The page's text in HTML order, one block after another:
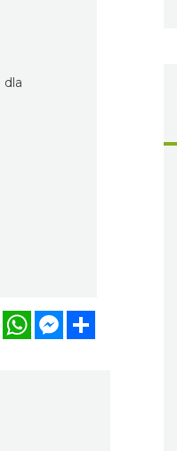
dla
TwitterWhatsAppMessenger